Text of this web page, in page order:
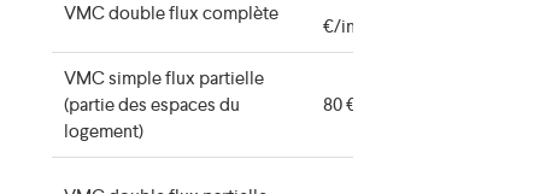
VMC double flux complète
€/installation
VMC simple flux partielle
(partie des espaces du
logement)
80 €/appareil